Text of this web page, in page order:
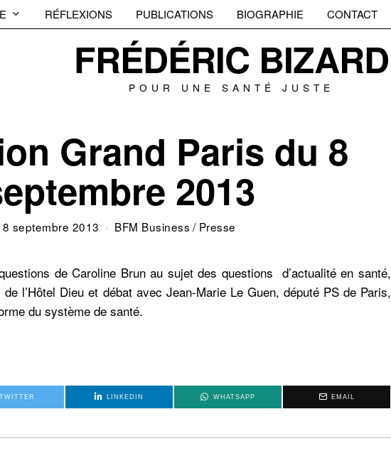
RÉFLEXIONS PUBLICATIONS BIOGRAPHIE CONTACT
FRÉDÉRIC BIZARD
POUR UNE SANTÉ JUSTE
Grand Paris du 8
2013
8 septembre 2013 BFM Business / Presse
deCaroline Brunau sujet des questions d’actualité en santé,
l’Hôtel Dieu et débat avec Jean-Marie Le Guen, député PS de Paris,
du système de santé.
TWITTER LINKEDIN WHATSAPP EMAIL